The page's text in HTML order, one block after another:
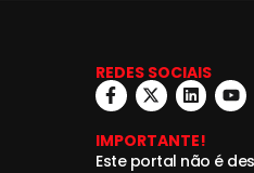
REDES SOCIAIS
IMPORTANTE!
Este portal não é